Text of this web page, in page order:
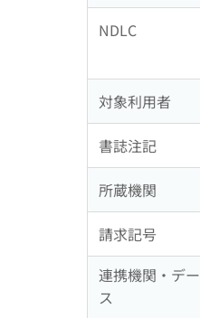
NDLC
対象利用者
書誌注記
所蔵機関
請求記号
連携機関・デ
ス